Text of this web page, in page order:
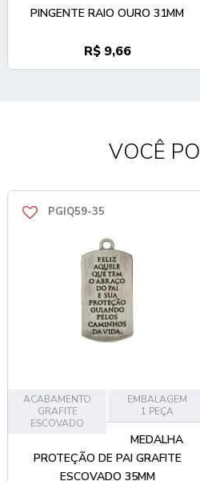
PINGENTE RAIO OURO 31MM
R$ 9,66
VOCÊ
PGIQ59-35
ACABAMENTO
GRAFITE
ESCOVADO
EMBALAGEM
1 PEÇA
MEDALHA
PROTEÇÃO DE PAI GRAFITE
ESCOVADO 35MM